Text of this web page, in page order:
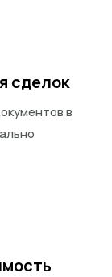
сделок
в